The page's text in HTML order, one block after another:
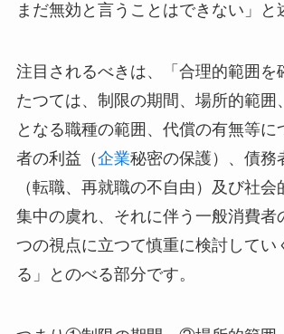
まだ無効と言うことはできない」と
注目されるべきは、「合理的範囲を
たつては、制限の期間、場所的範囲
となる職種の範囲、代償の有無等に
者の利益（企業秘密の保護）、債務
（転職、再就職の不自由）及び社会
集中の虞れ、それに伴う一般消費者
つの視点に立つて慎重に検討してい
る」とのべる部分です。